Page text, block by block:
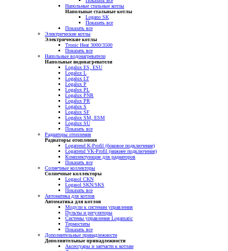
Напольные стальные котлы
Напольные стальные котлы
Logano SK
Показать все
Показать все
Электрические котлы
Электрические котлы
Tronic Heat 3000/3500
Показать все
Напольные водонагреватели
Напольные водонагреватели
Logalux ES, ESU
Logalux L
Logalux LT
Logalux P
Logalux PL
Logalux PNR
Logalux PR
Logalux S
Logalux SF
Logalux SM, ESM
Logalux SU
Показать все
Радиаторы отопления
Радиаторы отопления
Logatrend K-Profil (боковое подключение)
Logatrend VK-Profil (нижнее подключение)
Комплектующие для радиаторов
Показать все
Солнечные коллекторы
Солнечные коллекторы
Logasol CKN
Logasol SKN/SKS
Показать все
Автоматика для котлов
Автоматика для котлов
Модули к системам управления
Пульты и регуляторы
Системы управления Logamatic
Термостаты
Показать все
Дополнительные принадлежности
Дополнительные принадлежности
Аксессуары и запчасти к котлам